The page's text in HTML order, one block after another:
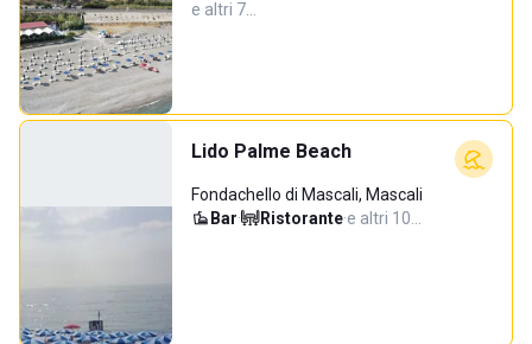
e altri 7…
Lido Palme Beach
Fondachello di Mascali, Mascali
Bar· Ristorante·e altri 10…